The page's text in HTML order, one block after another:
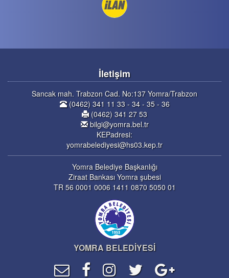
İletişim
Sancak mah. Trabzon Cad. No:137 Yomra/Trabzon
(0462) 341 11 33 - 34 - 35 - 36
(0462) 341 27 53
bilgi@yomra.bel.tr
KEPadresi:
yomrabelediyesi@hs03.kep.tr
Yomra Belediye Başkanlığı
Ziraat Bankası Yomra şubesi
TR 56 0001 0006 1411 0870 5050 01
YOMRA BELEDİYESİ